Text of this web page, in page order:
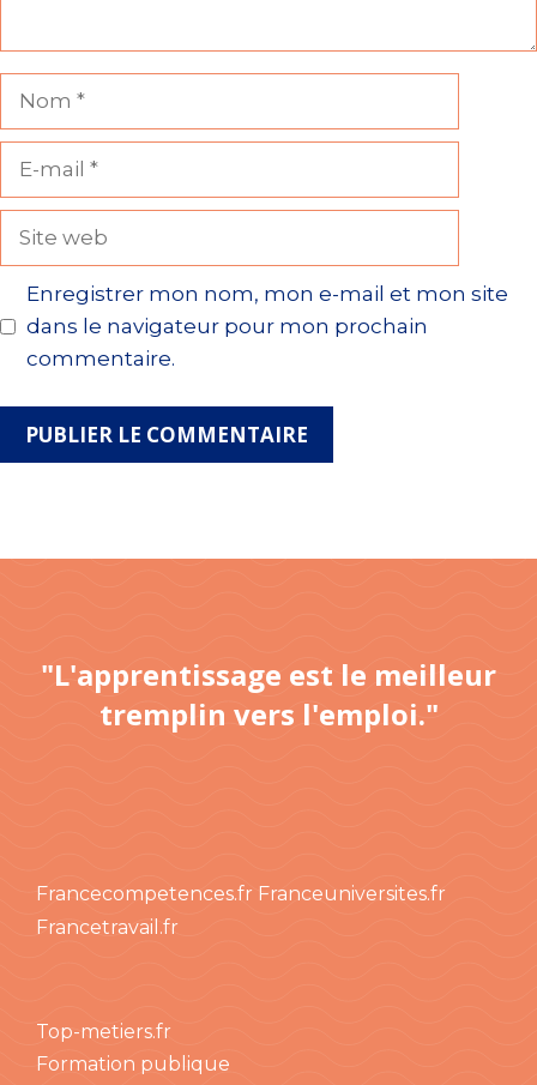
Nom
Site
Enregistrer mon nom, mon e-mail et mon site
dans le navigateur pour mon prochain
commentaire.
"L'apprentissage est le meilleur
tremplin vers l'emploi."
Francecompetences.fr Franceuniversites.fr
Francetravail.fr
Top-metiers.fr
Formation publique